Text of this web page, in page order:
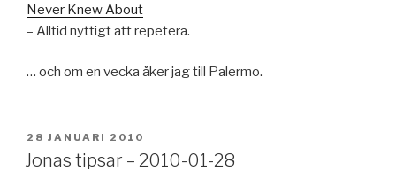
Never Knew About
– Alltid nyttigt att repetera.
… och om en vecka åker jag till Palermo.
PUBLICERAT
28 JANUARI 2010
Jonas tipsar – 2010-01-28